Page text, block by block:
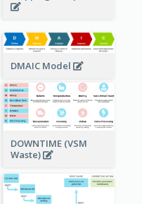
DMAIC Model
DOWNTIME (VSM
Waste)